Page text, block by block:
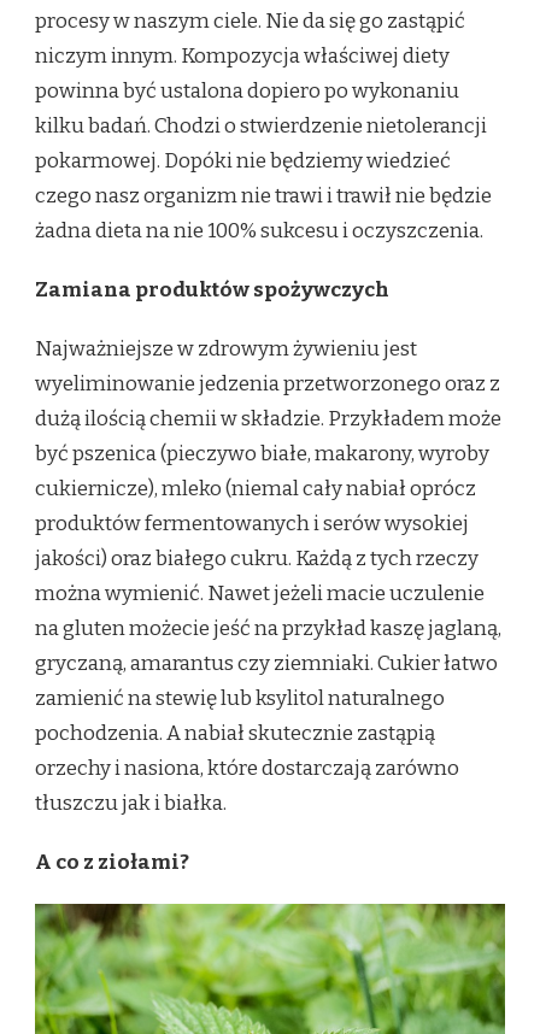
procesy w naszym ciele. Nie da się go zastąpić
niczym innym. Kompozycja właściwej diety
powinna być ustalona dopiero po wykonaniu
kilku badań. Chodzi o stwierdzenie nietolerancji
pokarmowej. Dopóki nie będziemy wiedzieć
czego nasz organizm nie trawi i trawił nie będzie
żadna dieta na nie 100% sukcesu i oczyszczenia.
Zamiana produktów spożywczych
Najważniejsze w zdrowym żywieniu jest
wyeliminowanie jedzenia przetworzonego oraz z
dużą ilością chemii w składzie. Przykładem może
być pszenica (pieczywo białe, makarony, wyroby
cukiernicze), mleko (niemal cały nabiał oprócz
produktów fermentowanych i serów wysokiej
jakości) oraz białego cukru. Każdą z tych rzeczy
można wymienić. Nawet jeżeli macie uczulenie
na gluten możecie jeść na przykład kaszę jaglaną,
gryczaną, amarantus czy ziemniaki. Cukier łatwo
zamienić na stewię lub ksylitol naturalnego
pochodzenia. A nabiał skutecznie zastąpią
orzechy i nasiona, które dostarczają zarówno
tłuszczu jak i białka.
A co z ziołami?